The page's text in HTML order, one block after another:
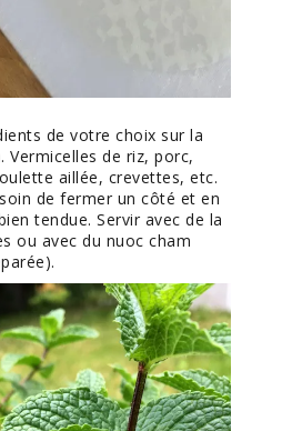
de votre choix sur la
Vermicelles de riz, porc,
aillée, crevettes, etc.
de fermer un côté et en
tendue. Servir avec de la
ou avec du nuoc cham